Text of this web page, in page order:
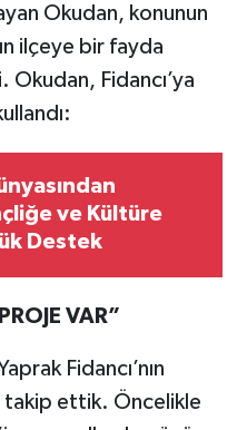
Okudan, konunun
ilçeye bir fayda
Okudan, Fidancı’ya
ve Kültüre
Destek
VAR”
Fidancı’nın
takip ettik. Öncelikle